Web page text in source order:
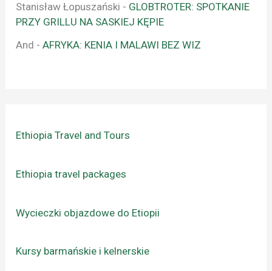
Stanisław Łopuszański - GLOBTROTER: SPOTKANIE
PRZY GRILLU NA SASKIEJ KĘPIE
And -AFRYKA: KENIA I MALAWI BEZ WIZ
Ethiopia Travel and Tours
Ethiopia travel packages
Wycieczki objazdowe do Etiopii
Kursy barmańskie i kelnerskie